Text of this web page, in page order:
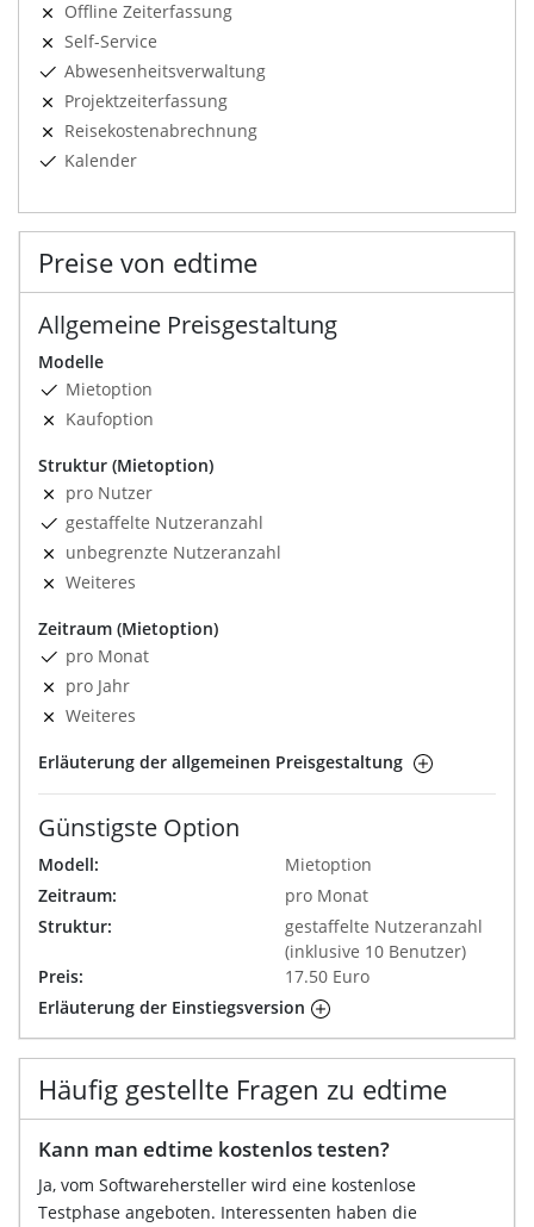
Offline Zeiterfassung
Self-Service
Abwesenheitsverwaltung
Projektzeiterfassung
Reisekostenabrechnung
Kalender
Preise von edtime
Allgemeine Preisgestaltung
Modelle
Mietoption
Kaufoption
Struktur (Mietoption)
pro Nutzer
gestaffelte Nutzeranzahl
unbegrenzte Nutzeranzahl
Weiteres
Zeitraum (Mietoption)
pro Monat
pro Jahr
Weiteres
Erläuterung der allgemeinen Preisgestaltung
Günstigste Option
Modell:
Mietoption
Zeitraum:
pro Monat
Struktur:
gestaffelte Nutzeranzahl
(inklusive 10 Benutzer)
Preis:
17.50 Euro
Erläuterung der Einstiegsversion
Häufig gestellte Fragen zu edtime
Kann man edtime kostenlos testen?
Ja, vom Softwarehersteller wird eine kostenlose
Testphase angeboten. Interessenten haben die